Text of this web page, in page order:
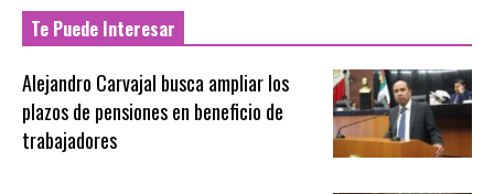
Te Puede Interesar
Alejandro Carvajal busca ampliar los
plazos de pensiones en beneficio de
trabajadores